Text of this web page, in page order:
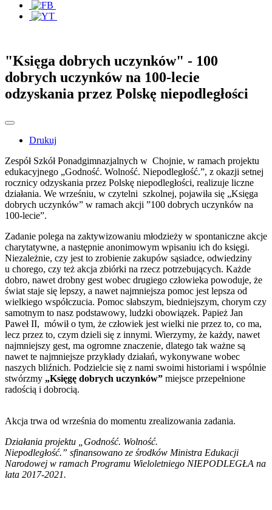
"Księga dobrych uczynków" - 100
dobrych uczynków na 100-lecie
odzyskania przez Polskę niepodległości
Drukuj
Zespół Szkół Ponadgimnazjalnych w Chojnie, w ramach projektu
edukacyjnego „Godność. Wolność. Niepodległość.”, z okazji setnej
rocznicy odzyskania przez Polskę niepodległości, realizuje liczne
działania. We wrześniu, w czytelni szkolnej, pojawiła się „Księga
dobrych uczynków” w ramach akcji ”100 dobrych uczynków na
100-lecie”.
Zadanie polega na zaktywizowaniu młodzieży w spontaniczne akcje
charytatywne, a następnie anonimowym wpisaniu ich do księgi.
Niezależnie, czy jest to zrobienie zakupów sąsiadce, odwiedziny
u chorego, czy też akcja zbiórki na rzecz potrzebujących. Każde
dobro, nawet drobny gest wobec drugiego człowieka powoduje, że
świat staje się lepszy, a nawet najmniejsza pomoc jest lepsza od
wielkiego współczucia. Pomoc słabszym, biedniejszym, chorym czy
samotnym to nasz podstawowy, ludzki obowiązek. Papież Jan
Paweł II, mówił o tym, że człowiek jest wielki nie przez to, co ma,
lecz przez to, czym dzieli się z innymi. Wierzymy, że każdy, nawet
najmniejszy gest, ma ogromne znaczenie, dlatego tak ważne są
nawet te najmniejsze przykłady działań, wykonywane wobec
naszych bliźnich. Podzielcie się z nami swoimi historiami i wspólnie
stwórzmy „Księgę dobrych uczynków” miejsce przepełnione
radością i dobrocią.
Akcja trwa od września do momentu zrealizowania zadania.
Działania projektu „Godność. Wolność.
Niepodległość.” sfinansowano ze środków Ministra Edukacji
Narodowej w ramach Programu Wieloletniego NIEPODLEGŁA na
lata 2017-2021.